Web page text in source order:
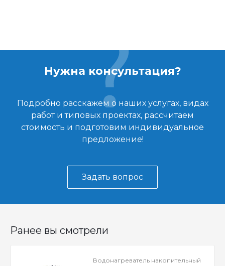
Нужна консультация?
Подробно расскажем о наших услугах, видах
работ и типовых проектах, рассчитаем
стоимость и подготовим индивидуальное
предложение!
Задать вопрос
Ранее вы смотрели
Водонагреватель накопительный